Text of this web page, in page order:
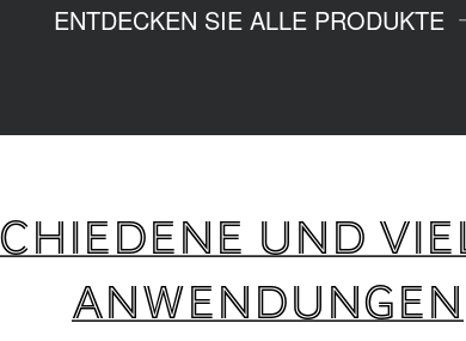
ENTDECKEN SIE ALLE PRODUKTE
UND
ANWENDUNGEN